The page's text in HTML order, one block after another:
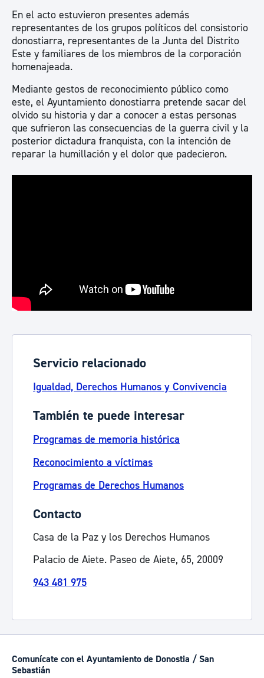
En el acto estuvieron presentes además
representantes de los grupos políticos del consistorio
donostiarra, representantes de la Junta del Distrito
Este y familiares de los miembros de la corporación
homenajeada.
Mediante gestos de reconocimiento público como
este, el Ayuntamiento donostiarra pretende sacar del
olvido su historia y dar a conocer a estas personas
que sufrieron las consecuencias de la guerra civil y la
posterior dictadura franquista, con la intención de
reparar la humillación y el dolor que padecieron.
Servicio relacionado
Igualdad, Derechos Humanos y Convivencia
También te puede interesar
Programas de memoria histórica
Reconocimiento a víctimas
Programas de Derechos Humanos
Contacto
Casa de la Paz y los Derechos Humanos
Palacio de Aiete. Paseo de Aiete, 65, 20009
943 481 975
Comunícate con el Ayuntamiento de Donostia / San
Sebastián